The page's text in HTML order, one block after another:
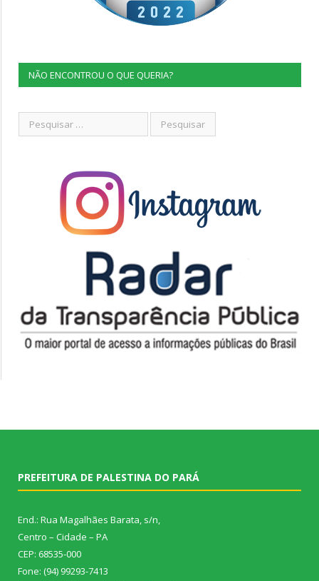
NÃO ENCONTROU O QUE QUERIA?
PREFEITURA DE PALESTINA DO PARÁ
End.: Rua Magalhães Barata, s/n,
Centro – Cidade – PA
CEP: 68535-000
Fone: (94) 99293-7413